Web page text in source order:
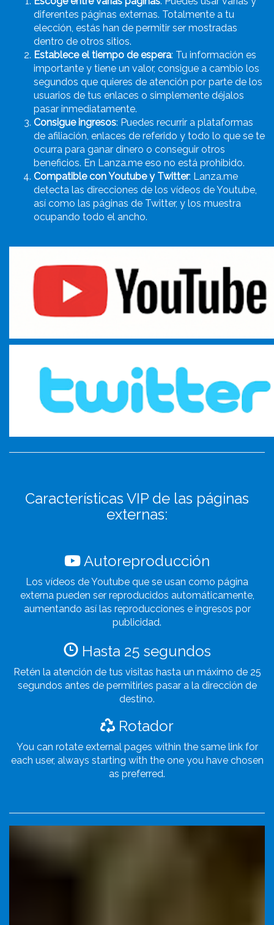
diferentes páginas externas. Totalmente a tu
elección, estás han de permitir ser mostradas
dentro de otros sitios.
Establece el tiempo de espera: Tu información es
importante y tiene un valor, consigue a cambio los
segundos que quieres de atención por parte de los
usuarios de tus enlaces o simplemente déjalos
pasar inmediatamente.
Consigue ingresos: Puedes recurrir a plataformas
de afiliación, enlaces de referido y todo lo que se te
ocurra para ganar dinero o conseguir otros
beneficios. En Lanza.me eso no está prohibido.
Compatible con Youtube y Twitter: Lanza.me
detecta las direcciones de los vídeos de Youtube,
así como las páginas de Twitter, y los muestra
ocupando todo el ancho.
Características VIP de las páginas
externas:
Autoreproducción
Los vídeos de Youtube que se usan como página
externa pueden ser reproducidos automáticamente,
aumentando así las reproducciones e ingresos por
publicidad.
Hasta 25 segundos
Retén la atención de tus visitas hasta un máximo de 25
segundos antes de permitirles pasar a la dirección de
destino.
Rotador
You can rotate external pages within the same link for
each user, always starting with the one you have chosen
as preferred.